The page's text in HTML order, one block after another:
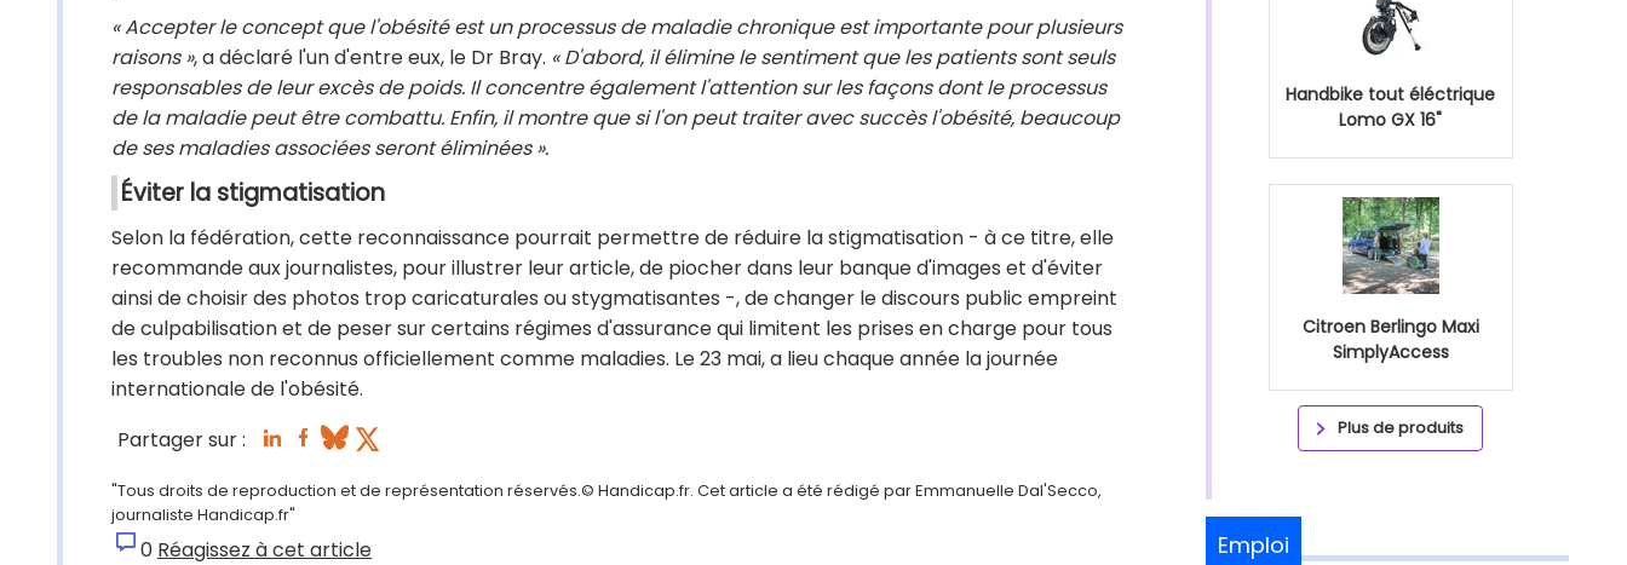
« Accepter le concept que l'obésité est un processus de maladie chronique est importante pour plusieurs
raisons », a déclaré l'un d'entre eux, le Dr Bray. « D'abord, il élimine le sentiment que les patients sont seuls
responsables de leur excès de poids. Il concentre également l'attention sur les façons dont le processus
de la maladie peut être combattu. Enfin, il montre que si l'on peut traiter avec succès l'obésité, beaucoup
de ses maladies associées seront éliminées ».
Éviter la stigmatisation
Selon la fédération, cette reconnaissance pourrait permettre de réduire la stigmatisation - à ce titre, elle
recommande aux journalistes, pour illustrer leur article, de piocher dans leur banque d'images et d'éviter
ainsi de choisir des photos trop caricaturales ou stygmatisantes -, de changer le discours public empreint
de culpabilisation et de peser sur certains régimes d'assurance qui limitent les prises en charge pour tous
les troubles non reconnus officiellement comme maladies. Le 23 mai, a lieu chaque année la journée
internationale de l'obésité.
Partager sur :
"Tous droits de reproduction et de représentation réservés.© Handicap.fr. Cet article a été rédigé par Emmanuelle Dal'Secco,
journaliste Handicap.fr"
0 Réagissez à cet article
Handbike tout éléctrique
Lomo GX 16"
Citroen Berlingo Maxi
SimplyAccess
Plus de produits
Emploi